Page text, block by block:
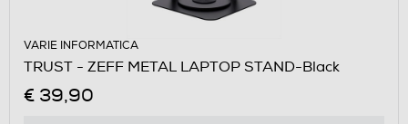
VARIE INFORMATICA
TRUST - ZEFF METAL LAPTOP STAND-Black
€ 39,90